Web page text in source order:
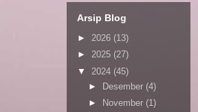
Arsip Blog
► 2026 (13)
► 2025 (27)
▼ 2024 (45)
► Desember (4)
►
November (1)